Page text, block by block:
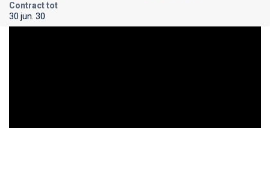
Contract tot
30 jun. 30